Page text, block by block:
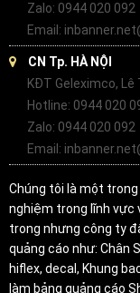
Zalo: 0944 020 092
Email:
CN Tp. HÀ NỘI
KĐT Geleximco, Lê
Hotline: 0944 020
Zalo: 0944 020 092
Email:
Chúng tôi là một
nghiệm trong lĩnh vực
trong nhưng công ty
quảng cáo như: Chân
hiflex, decal, Khung
làm bảng quảng cáo